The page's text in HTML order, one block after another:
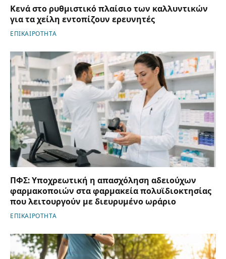
Κενά στο ρυθμιστικό πλαίσιο των καλλυντικών
για τα χείλη εντοπίζουν ερευνητές
ΕΠΙΚΑΙΡΟΤΗΤΑ
ΠΦΣ: Υποχρεωτική η απασχόληση αδειούχων
φαρμακοποιών στα φαρμακεία πολυϊδιοκτησίας
που λειτουργούν με διευρυμένο ωράριο
ΕΠΙΚΑΙΡΟΤΗΤΑ